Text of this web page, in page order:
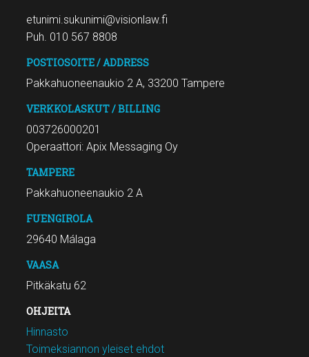
etunimi.sukunimi@visionlaw.fi
Puh. 010 567 8808
POSTIOSOITE / ADDRESS
Pakkahuoneenaukio 2 A, 33200 Tampere
VERKKOLASKUT / BILLING
003726000201
Operaattori: Apix Messaging Oy
TAMPERE
Pakkahuoneenaukio 2 A
FUENGIROLA
29640 Málaga
VAASA
Pitkäkatu 62
OHJEITA
Hinnasto
Toimeksiannon yleiset ehdot